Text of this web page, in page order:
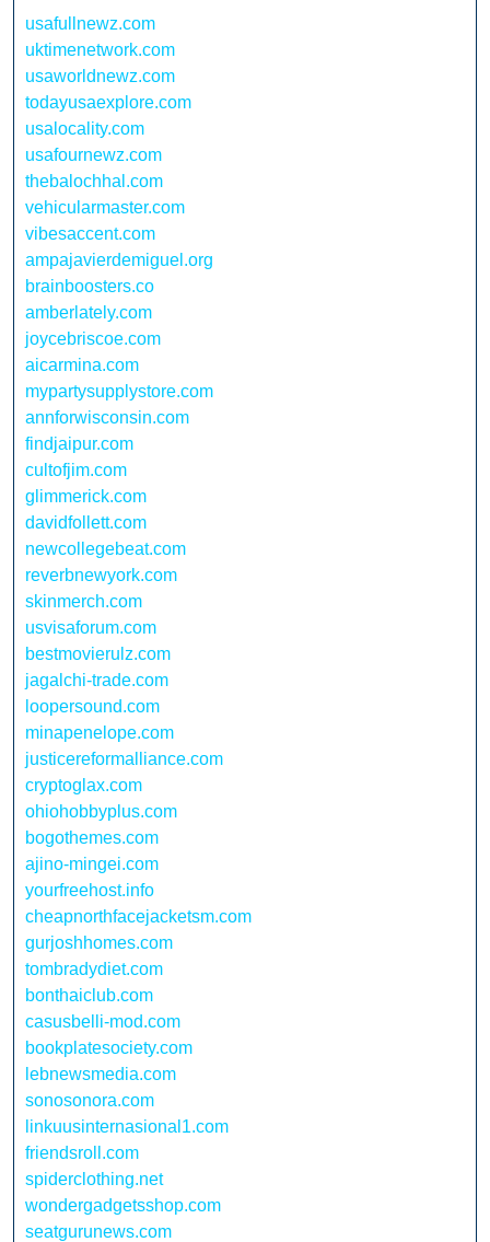
usafullnewz.com
uktimenetwork.com
usaworldnewz.com
todayusaexplore.com
usalocality.com
usafournewz.com
thebalochhal.com
vehicularmaster.com
vibesaccent.com
ampajavierdemiguel.org
brainboosters.co
amberlately.com
joycebriscoe.com
aicarmina.com
mypartysupplystore.com
annforwisconsin.com
findjaipur.com
cultofjim.com
glimmerick.com
davidfollett.com
newcollegebeat.com
reverbnewyork.com
skinmerch.com
usvisaforum.com
bestmovierulz.com
jagalchi-trade.com
loopersound.com
minapenelope.com
justicereformalliance.com
cryptoglax.com
ohiohobbyplus.com
bogothemes.com
ajino-mingei.com
yourfreehost.info
cheapnorthfacejacketsm.com
gurjoshhomes.com
tombradydiet.com
bonthaiclub.com
casusbelli-mod.com
bookplatesociety.com
lebnewsmedia.com
sonosonora.com
linkuusinternasional1.com
friendsroll.com
spiderclothing.net
wondergadgetsshop.com
seatgurunews.com